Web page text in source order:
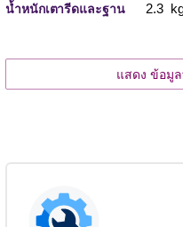
น้ำหนักเตารีดและฐาน 2.3
แสดง ข้อมู